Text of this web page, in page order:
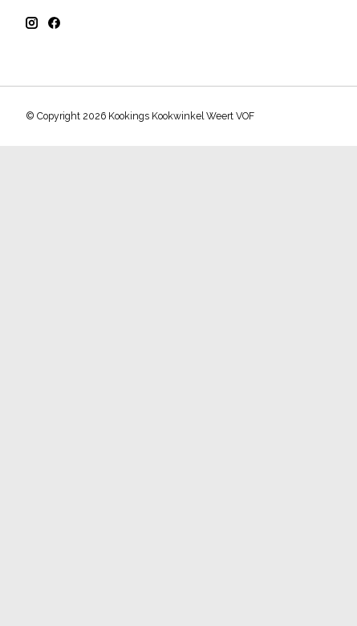
© Copyright 2026 Kookings Kookwinkel Weert VOF